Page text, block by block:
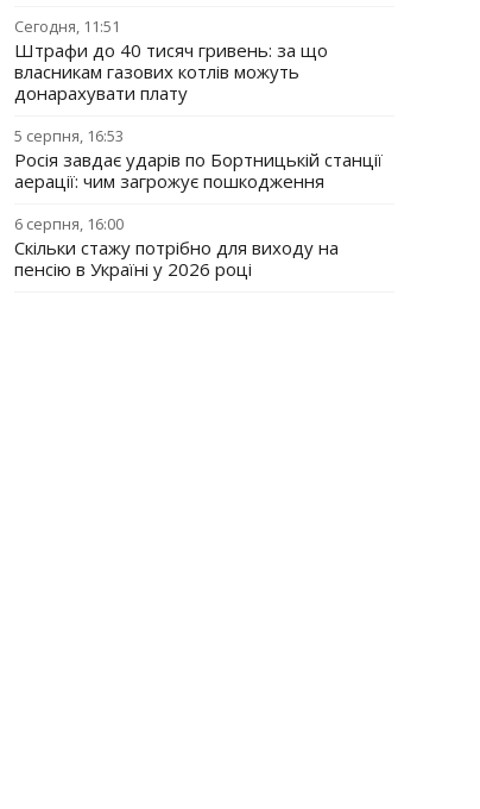
Сегодня, 11:51
Штрафи до 40 тисяч гривень: за що
власникам газових котлів можуть
донарахувати плату
5 серпня, 16:53
Росія завдає ударів по Бортницькій станції
аерації: чим загрожує пошкодження
6 серпня, 16:00
Скільки стажу потрібно для виходу на
пенсію в Україні у 2026 році